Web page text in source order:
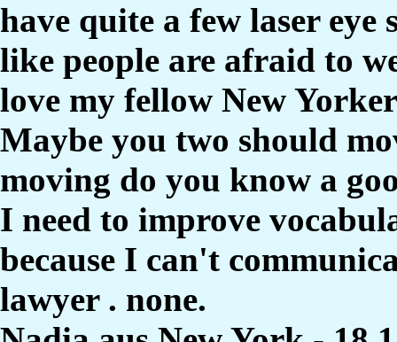
have quite a few laser
like people are afraid to
love my fellow New
Maybe you two should
moving do you know a
I need to improve
because I can't
lawyer . none.